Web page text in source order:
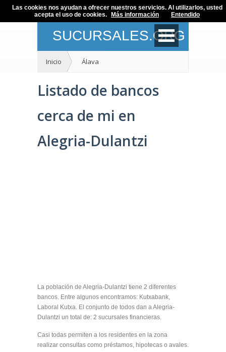
SUCURSALES.ORG
Inicio Álava
Listado de bancos
cerca de mi en
Alegria-Dulantzi
La población de Alegria-Dulantzi tiene 2 diferentes
bancos. Entre algunos encontramos: Kutxabank,
Laboral Kutxa. El conjunto de todos dan a Alegria-
Dulantzi un total de: 2 sucursales financieras.
Casi todas permiten a los residentes en la zona
realizar consultas como préstamos, hipotecas o avales.
Las cookies nos ayudan a ofrecer nuestros servicios. Al utilizarlos, usted
acepta el uso de cookies.
Más información Entendido